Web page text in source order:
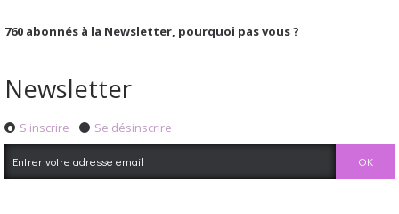
760 abonnés à la Newsletter, pourquoi pas vous ?
Newsletter
S'inscrire Se désinscrire